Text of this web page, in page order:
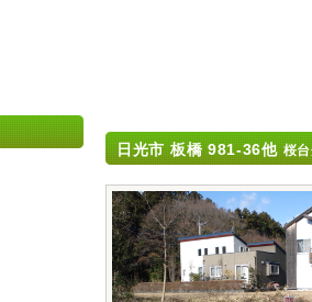
日光市 板橋 981-36他桜